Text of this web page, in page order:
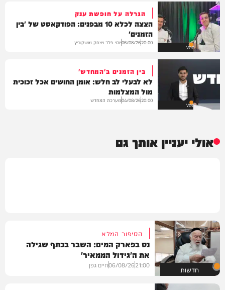
VOD
הגרלה על חופשת ענק
הצצה לכלא 10 מבפנים: הפודקאסט של 'בין
הזמנים'
20:00
06/08/26יוסי פלד ויצחק מושקוביץ
VOD
בין הזמנים ב'המחדש'
לא לבעלי לב חלש: אומן החושים אכל זכוכית
מול המצלמות
20:00
04/08/26מערכת המחדש
אולי יעניין אותך גם
חדשות
הסיפור המלא
נס בפארק המים: השבר בכתף שגילה
את ה'גידול הממאיר'
21:00
06/08/26חיים גפן